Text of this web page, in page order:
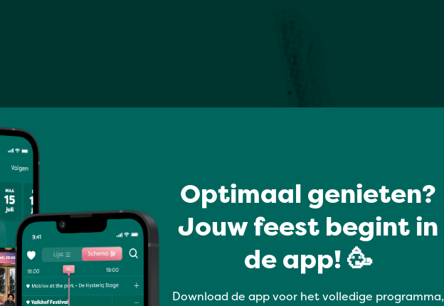
Optimaal genieten?
Jouw feest begint in
de app! 🥳
Download de app voor het volledige programma,